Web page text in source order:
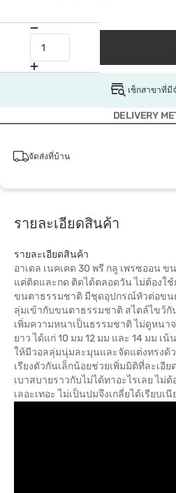
เช็กสาขาที่มี
DELIVERY
จัดส่งที่บ้าน
รายละเอียดสินค้า
รายละเอียดสินค้า
อาเดล เนคเคด 30 พรี กลู เพรซออน ข
แค่ติดและกด ติดได้ตลอดวัน ไม่ต้องใช้
ขนตาธรรมชาติ มีชุดอุปกรณ์หัวต่อขน
ลุ่มเข้ากับขนตาธรรมชาติ สไตล์ไขว้กั
เพิ่มความหนาเป็นธรรมชาติ ไม่ดูหนา
ยาว ได้แก่ 10 มม 12 มม และ 14 มม เ
ให้มีวอลลุ่มนุ่มละมุนและจัดแต่งทรงด้
เรียงตัวกันเล็กน้อยช่วยเพิ่มมิติที่ละเอี
เบาสบายราวกับไม่ได้ทาอะไรเลย ไม่
เลอะเทอะ ไม่เป็นปมจึงเกลี่ยได้เรียบเ